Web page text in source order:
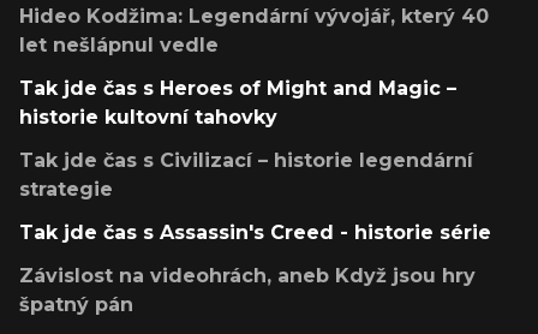
Hideo Kodžima: Legendární vývojář, který 40
let nešlápnul vedle
Tak jde čas s Heroes of Might and Magic –
historie kultovní tahovky
Tak jde čas s Civilizací – historie legendární
strategie
Tak jde čas s Assassin's Creed - historie série
Závislost na videohrách, aneb Když jsou hry
špatný pán